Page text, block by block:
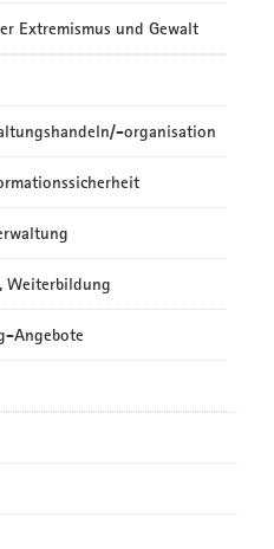
Extremismus und Gewalt
organisation
Weiterbildung
Angebote